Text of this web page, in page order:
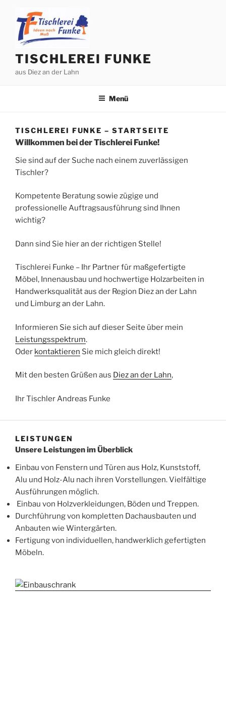
Inhalt
springen
TISCHLEREI FUNKE
aus Diez an der Lahn
Menü
TISCHLEREI FUNKE – STARTSEITE
Willkommen bei der Tischlerei Funke!
Sie sind auf der Suche nach einem zuverlässigen
Tischler?
Kompetente Beratung sowie zügige und
professionelle Auftragsausführung sind Ihnen
wichtig?
Dann sind Sie hier an der richtigen Stelle!
Tischlerei Funke – Ihr Partner für maßgefertigte
Möbel, Innenausbau und hochwertige Holzarbeiten in
Handwerksqualität aus der Region Diez an der Lahn
und Limburg an der Lahn.
Informieren Sie sich auf dieser Seite über mein
Leistungsspektrum.
Oder kontaktieren Sie mich gleich direkt!
Mit den besten Grüßen aus Diez an der Lahn,
Ihr Tischler Andreas Funke
LEISTUNGEN
Unsere Leistungen im Überblick
Einbau von Fenstern und Türen aus Holz, Kunststoff,
Alu und Holz-Alu nach ihren Vorstellungen. Vielfältige
Ausführungen möglich.
Einbau von Holzverkleidungen, Böden und Treppen.
Durchführung von kompletten Dachausbauten und
Anbauten wie Wintergärten.
Fertigung von individuellen, handwerklich gefertigten
Möbeln.